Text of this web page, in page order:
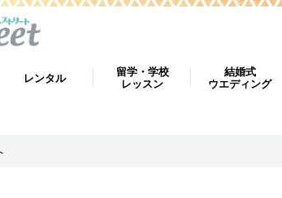
レンタル
留学・学校
レッスン
結婚式
ウエディング